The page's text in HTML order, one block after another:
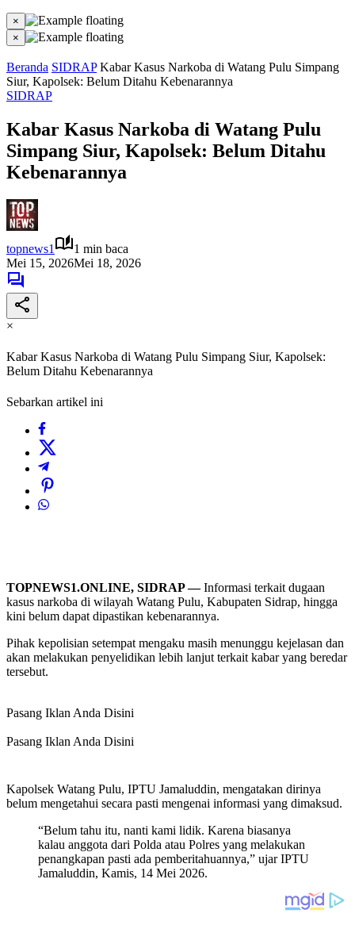
×
×
Beranda SIDRAP Kabar Kasus Narkoba di Watang Pulu Simpang
Siur, Kapolsek: Belum Ditahu Kebenarannya
SIDRAP
Kabar Kasus Narkoba di Watang Pulu
Simpang Siur, Kapolsek: Belum Ditahu
Kebenarannya
topnews1
1 min baca
Mei 15, 2026Mei 18, 2026
×
Kabar Kasus Narkoba di Watang Pulu Simpang Siur, Kapolsek:
Belum Ditahu Kebenarannya
Sebarkan artikel ini
TOPNEWS1.ONLINE, SIDRAP —Informasi terkait dugaan
kasus narkoba di wilayah Watang Pulu, Kabupaten Sidrap, hingga
kini belum dapat dipastikan kebenarannya.
Pihak kepolisian setempat mengaku masih menunggu kejelasan dan
akan melakukan penyelidikan lebih lanjut terkait kabar yang beredar
tersebut.
Pasang Iklan Anda Disini
Pasang Iklan Anda Disini
Kapolsek Watang Pulu, IPTU Jamaluddin, mengatakan dirinya
belum mengetahui secara pasti mengenai informasi yang dimaksud.
“Belum tahu itu, nanti kami lidik. Karena biasanya
kalau anggota dari Polda atau Polres yang melakukan
penangkapan pasti ada pemberitahuannya,” ujar IPTU
Jamaluddin, Kamis, 14 Mei 2026.